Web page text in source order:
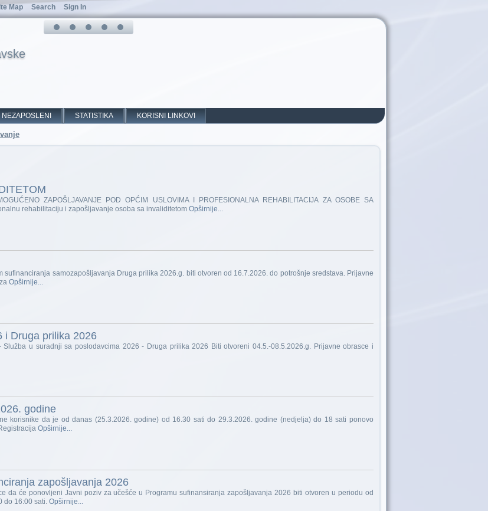
NEZAPOSLENI STATISTIKA KORISNI LINKOVI
ZAPOŠLJAVANJE POD OPĆIM USLOVIMA I PROFESIONALNA REHABILITACIJA ZA OSOBE SA
rehabilitaciju i zapošljavanje osoba sa invaliditetom Opširnije...
samozapošljavanja Druga prilika 2026.g. biti otvoren od 16.7.2026. do potrošnje sredstava. Prijavne
Opširnije...
i Druga prilika 2026
u suradnji sa poslodavcima 2026 - Druga prilika 2026 Biti otvoreni 04.5.-08.5.2026.g. Prijavne obrasce i
godine
korisnike da je od danas (25.3.2026. godine) od 16.30 sati do 29.3.2026. godine (nedjelja) do 18 sati ponovo
Opširnije...
zapošljavanja 2026
da će ponovljeni Javni poziv za učešće u Programu sufinansiranja zapošljavanja 2026 biti otvoren u periodu od
do 16:00 sati. Opširnije...
Map Search Sign In